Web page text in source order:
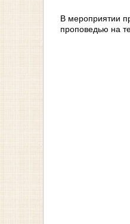
В мероприятии
проповедью на